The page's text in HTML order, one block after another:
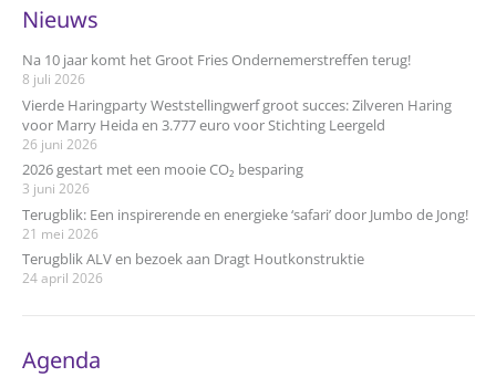
Nieuws
Na 10 jaar komt het Groot Fries Ondernemerstreffen terug!
8 juli 2026
Vierde Haringparty Weststellingwerf groot succes: Zilveren Haring
voor Marry Heida en 3.777 euro voor Stichting Leergeld
26 juni 2026
2026 gestart met een mooie CO₂ besparing
3 juni 2026
Terugblik: Een inspirerende en energieke ‘safari’ door Jumbo de Jong!
21 mei 2026
Terugblik ALV en bezoek aan Dragt Houtkonstruktie
24 april 2026
Agenda